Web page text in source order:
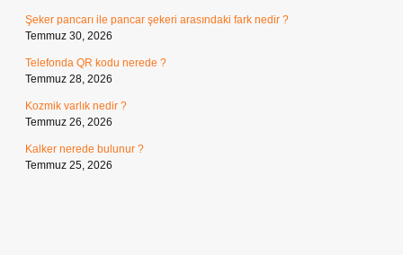
Şeker pancarı ile pancar şekeri arasındaki fark nedir ?
Temmuz 30, 2026
Telefonda QR kodu nerede ?
Temmuz 28, 2026
Kozmik varlık nedir ?
Temmuz 26, 2026
Kalker nerede bulunur ?
Temmuz 25, 2026